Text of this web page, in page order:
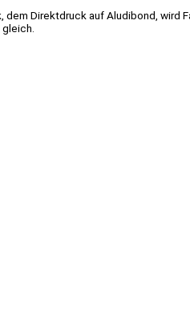
dem Direktdruck auf Aludibond, wird